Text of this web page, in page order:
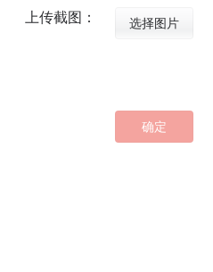
上传截图： 选择图片
确定